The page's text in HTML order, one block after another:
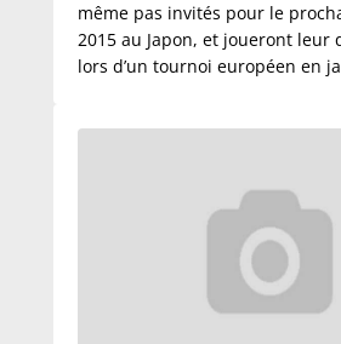
même pas invités pour le
2015 au Japon, et joueront leur
lors d’un tournoi européen en